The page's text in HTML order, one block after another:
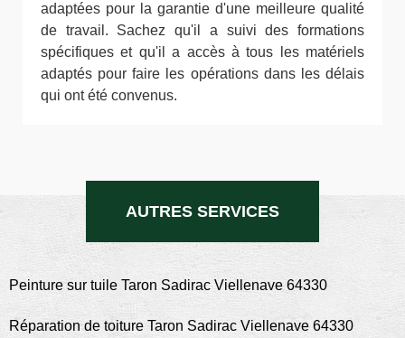
adaptées pour la garantie d'une meilleure qualité
de travail. Sachez qu'il a suivi des formations
spécifiques et qu'il a accès à tous les matériels
adaptés pour faire les opérations dans les délais
qui ont été convenus.
AUTRES SERVICES
Peinture sur tuile Taron Sadirac Viellenave 64330
Réparation de toiture Taron Sadirac Viellenave 64330